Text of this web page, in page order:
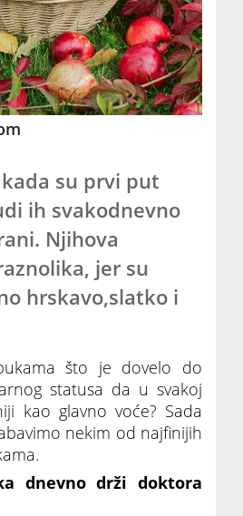
su prvi put
ih svakodnevno
Njihova
jer su
hrskavo,slatko i
što je dovelo do
statusa da u svakoj
kao glavno voće? Sada
nekim od najfinijih
dnevno drži doktora